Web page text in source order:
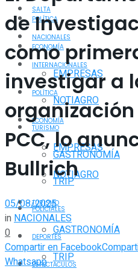
POLÍTICA
ECONOMÍA
EMPRESAS
NOTIAGRO
TURISMO
GASTRONOMÍA
TRIP
POLICIALES
DEPORTES
ESPECTÁCULOS
SALTA
NACIONALES
INTERNACIONALES
POLÍTICA
ECONOMÍA
EMPRESAS
NOTIAGRO
TURISMO
GASTRONOMÍA
TRIP
de
como
investigar a
PCC, lo
Bullrich
05/08/2025
inNACIONALES
0
Compartir en Facebook
Whatsapp